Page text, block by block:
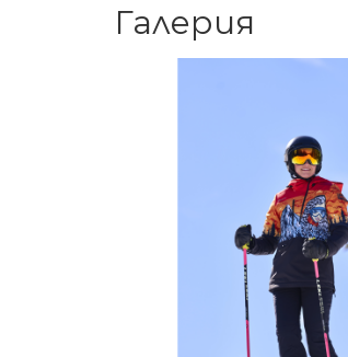
Галерия